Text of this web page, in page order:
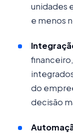
unidades
e menos
do
decisão